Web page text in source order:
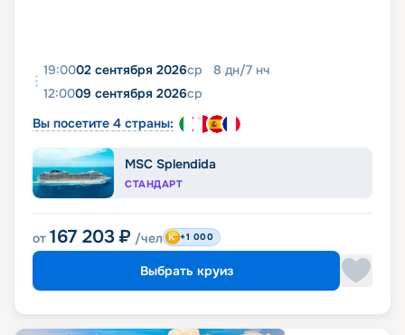
19:0002 сентября 2026ср 8 дн/7 нч
12:0009 сентября 2026ср
Вы посетите 4 страны:
MSC Splendida
СТАНДАРТ
от 167 203 ₽ /чел +1 000
Выбрать круиз